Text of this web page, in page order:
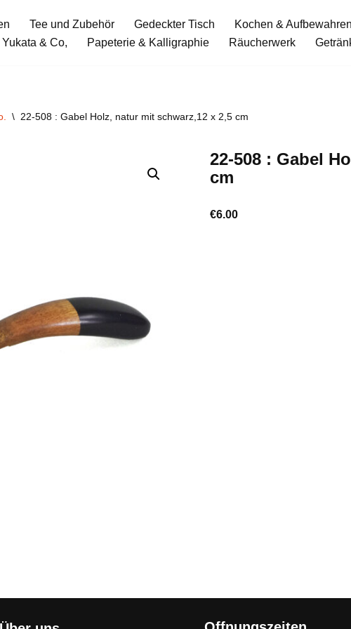
Tee und Zubehör Gedeckter Tisch Kochen & Aufbewahren
& Co,
Papeterie & Kalligraphie Räucherwerk
\ 22-508 : Gabel Holz, natur mit schwarz,12 x 2,5 cm
22-508 : Gabel
cm
€6.00